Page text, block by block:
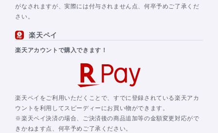
がなされますが、実際には付与されません点、何卒予めご了承くだ
さい。
楽天ペイ
楽天アカウントで購入できます！
楽天ペイをご利用いただくことで、すでに登録されている楽天アカ
ウントを利用してスピーディーにお買い物ができます。
※楽天ペイ決済の場合、ご決済後の商品追加等の金額変更対応がで
きかねます点、何卒予めご了承ください。